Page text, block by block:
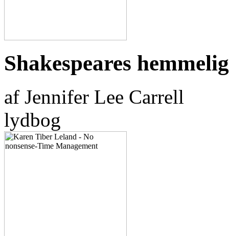
Shakespeares
af Jennifer Lee Carrell
lydbog